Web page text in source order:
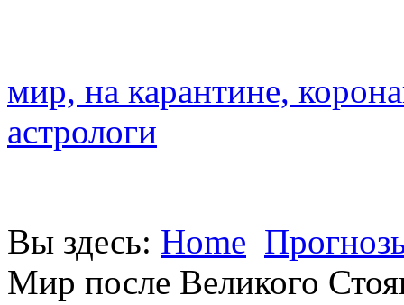
мир, на карантине,
астрологи
Вы здесь: Home
Мир после Великого